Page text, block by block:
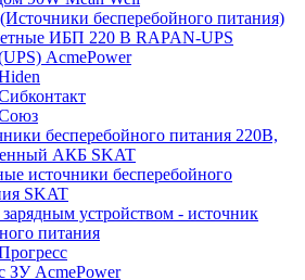
бесперебойного питания)
ИБП 220 В RAPAN-UPS
AcmePower
бесперебойного питания 220В,
АКБ SKAT
источники бесперебойного
SKAT
устройством - источник
питания
ЗУ AcmePower